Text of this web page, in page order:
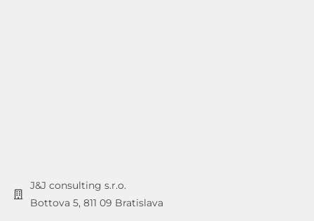
J&J consulting s.r.o.
Bottova 5, 811 09 Bratislava